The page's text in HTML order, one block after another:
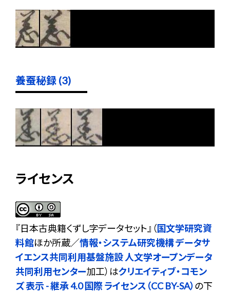
養蚕秘録 (3)
ライセンス
『日本古典籍くずし字データセット 』（国文学研究資
料館ほか所蔵／情報・システム研究機構 データサ
イエンス共同利用基盤施設 人文学オープンデータ
共同利用センター加工）はクリエイティブ・コモン
ズ 表示 - 継承 4.0 国際 ライセンス（CC BY-SA） の下